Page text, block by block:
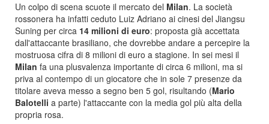
Un colpo di scena scuote il mercato del Milan. La società
rossonera ha infatti ceduto Luiz Adriano ai cinesi del Jiangsu
Suning per circa 14 milioni di euro: proposta già accettata
dall'attaccante brasiliano, che dovrebbe andare a percepire la
mostruosa cifra di 8 milioni di euro a stagione. In sei mesi il
Milan fa una plusvalenza importante di circa 6 milioni, ma si
priva al contempo di un giocatore che in sole 7 presenze da
titolare aveva messo a segno ben 5 gol, risultando (Mario
Balotelli a parte) l'attaccante con la media gol più alta della
propria rosa.